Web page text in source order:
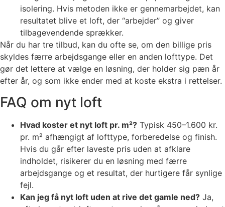
isolering. Hvis metoden ikke er gennemarbejdet, kan
resultatet blive et loft, der “arbejder” og giver
tilbagevendende sprækker.
Når du har tre tilbud, kan du ofte se, om den billige pris
skyldes færre arbejdsgange eller en anden lofttype. Det
gør det lettere at vælge en løsning, der holder sig pæn år
efter år, og som ikke ender med at koste ekstra i rettelser.
FAQ om nyt loft
Hvad koster et nyt loft pr. m²? Typisk 450–1.600 kr.
pr. m² afhængigt af lofttype, forberedelse og finish.
Hvis du går efter laveste pris uden at afklare
indholdet, risikerer du en løsning med færre
arbejdsgange og et resultat, der hurtigere får synlige
fejl.
Kan jeg få nyt loft uden at rive det gamle ned? Ja,